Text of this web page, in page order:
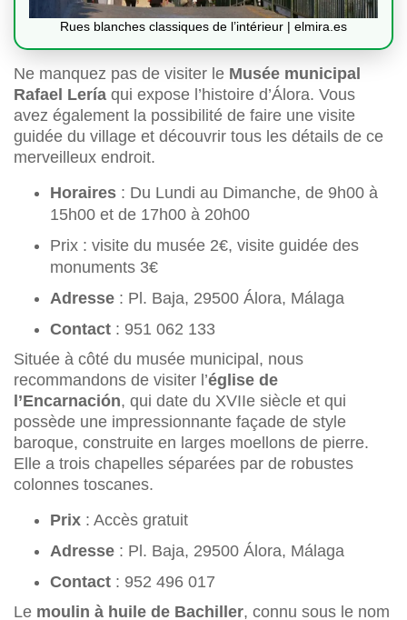
Rues blanches classiques de l’intérieur | elmira.es
Ne manquez pas de visiter le Musée municipal
Rafael Lería qui expose l’histoire d’Álora. Vous
avez également la possibilité de faire une visite
guidée du village et découvrir tous les détails de ce
merveilleux endroit.
Horaires : Du Lundi au Dimanche, de 9h00 à
15h00 et de 17h00 à 20h00
Prix : visite du musée 2€, visite guidée des
monuments 3€
Adresse : Pl. Baja, 29500 Álora, Málaga
Contact : 951 062 133
Située à côté du musée municipal, nous
recommandons de visiter l’église de
l’Encarnación, qui date du XVIIe siècle et qui
possède une impressionnante façade de style
baroque, construite en larges moellons de pierre.
Elle a trois chapelles séparées par de robustes
colonnes toscanes.
Prix : Accès gratuit
Adresse : Pl. Baja, 29500 Álora, Málaga
Contact : 952 496 017
Le moulin à huile de Bachiller, connu sous le nom